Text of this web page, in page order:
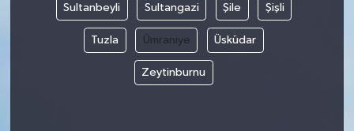
Sultanbeyli Sultangazi Şile Şişli
Tuzla Ümraniye Üsküdar
Zeytinburnu